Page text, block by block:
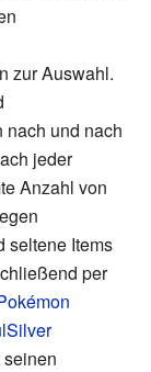
zur Auswahl.
nach und nach
jeder
Anzahl von
seltene Items
per